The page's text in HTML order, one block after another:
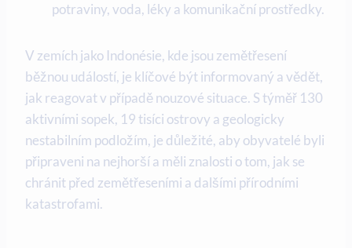
potraviny, voda, léky a komunikační prostředky.
V zemích jako Indonésie, kde jsou zemětřesení
běžnou událostí, je klíčové být informovaný a vědět,
jak reagovat v případě nouzové situace. S týměř 130
aktivními sopek, 19 tisíci ostrovy a geologicky
nestabilním podložím, je důležité, aby obyvatelé byli
připraveni na nejhorší a měli znalosti o tom, jak se
chránit před zemětřeseními a dalšími přírodními
katastrofami.